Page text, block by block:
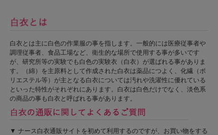
白衣とは主に白色の作業服の事を指します。一般的には医療従事者や
調理従事者、食品工場など、衛生的な場所で使用する事が多いです
が、研究所等の実験でも白色の実験衣（白衣）が選ばれる事がありま
す。（綿）を主原料として作成された白衣は薬品につよく、化繊（ポ
リエステル等）が主となる白衣については汚れや洗濯性に優れている
といった特性がそれぞれにあります。白衣は白色だけでなく、淡色系
の商品の事も白衣と呼ばれる事があります。
▼ ナース白衣通販サイトを初めて利用するのですが、お買い物をする